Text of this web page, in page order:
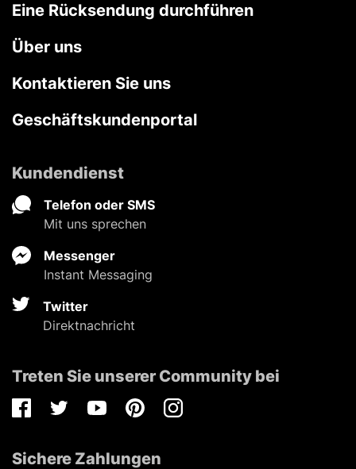
Eine Rücksendung durchführen
Über uns
Kontaktieren Sie uns
Geschäftskundenportal
Kundendienst
Telefon oder SMS
Mit uns sprechen
Messenger
Instant Messaging
Twitter
Direktnachricht
Treten Sie unserer Community bei
FacebookTwitterYoutubePinterestInstagram
Sichere Zahlungen